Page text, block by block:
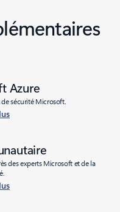
Azure
de sécurité Microsoft.
des experts Microsoft et de la